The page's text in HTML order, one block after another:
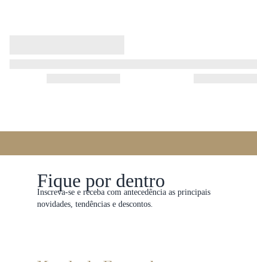
Fique por dentro
Inscreva-se e receba com antecedência as principais
novidades, tendências e descontos.